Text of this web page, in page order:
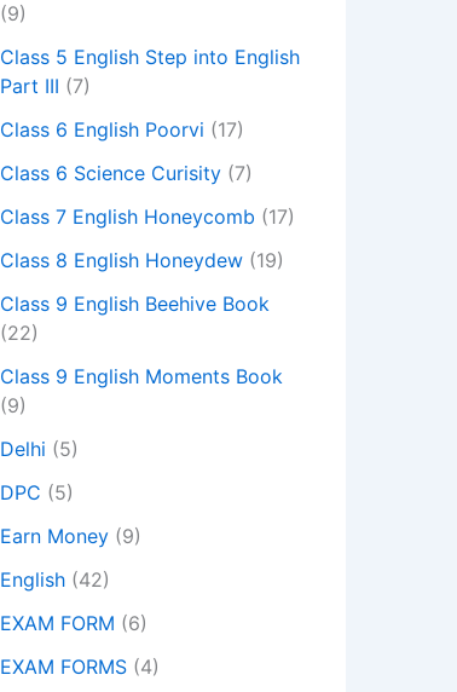
(9)
Class 5 English Step into English
Part III (7)
Class 6 English Poorvi (17)
Class 6 Science Curisity (7)
Class 7 English Honeycomb (17)
Class 8 English Honeydew (19)
Class 9 English Beehive Book
(22)
Class 9 English Moments Book
(9)
Delhi (5)
DPC (5)
Earn Money (9)
English (42)
EXAM FORM (6)
EXAM FORMS (4)